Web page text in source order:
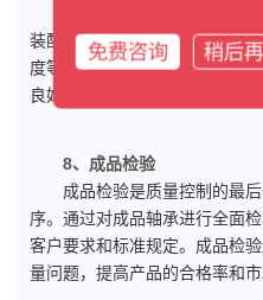
装配质量控制是保证交叉滚
装配过程中，需要严格控制轴
度等。只有在装配质量控制过
良好的装配质量和使用性能。
8、成品检验
成品检验是质量控制的最后
序。通过对成品轴承进行全面
客户要求和标准规定。成品检
量问题，提高产品的合格率和市
免费咨询 稍后